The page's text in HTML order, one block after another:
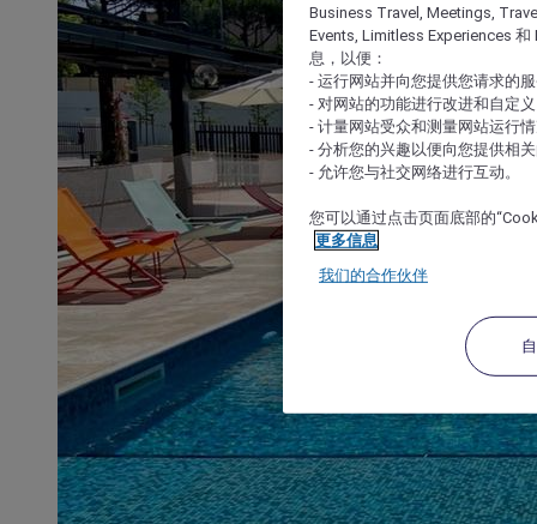
Business Travel, Meetings,
Events, Limitless Experiences 和
息，以便：
- 运行网站并向您提供您请求的
- 对网站的功能进行改进和自定义
- 计量网站受众和测量网站运行
- 分析您的兴趣以便向您提供相
- 允许您与社交网络进行互动。
您可以通过点击页面底部的
更多信息
我们的合作伙伴